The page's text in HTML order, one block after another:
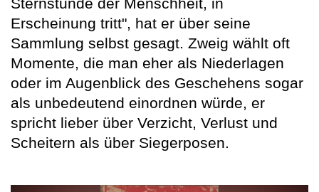
Sternstunde der Menschheit, in
Erscheinung tritt", hat er über seine
Sammlung selbst gesagt. Zweig wählt oft
Momente, die man eher als Niederlagen
oder im Augenblick des Geschehens sogar
als unbedeutend einordnen würde, er
spricht lieber über Verzicht, Verlust und
Scheitern als über Siegerposen.